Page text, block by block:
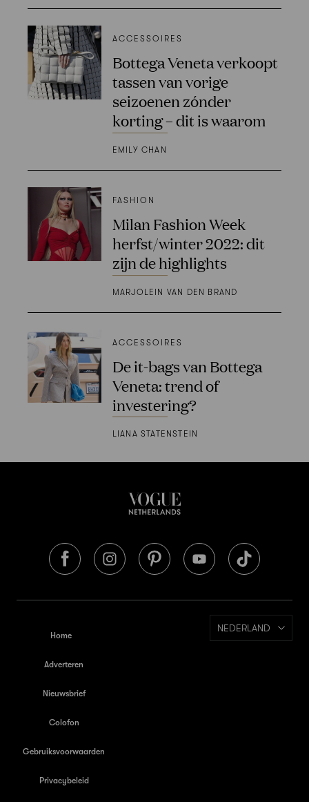
ACCESSOIRES
Bottega Veneta verkoopt
tassen van vorige
seizoenen zónder
korting – dit is waarom
EMILY CHAN
FASHION
Milan Fashion Week
herfst/winter 2022: dit
zijn de highlights
MARJOLEIN VAN DEN BRAND
ACCESSOIRES
De it-bags van Bottega
Veneta: trend of
investering?
LIANA STATENSTEIN
Home
Adverteren
Nieuwsbrief
Colofon
Gebruiksvoorwaarden
Privacybeleid
NEDERLAND